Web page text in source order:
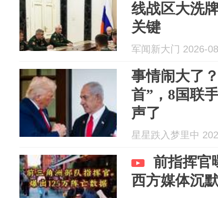
线战区大洗
关键
军闻新大门 2026-
事情闹大了
首”，8国联
声了
星星跌入梦里中
前指挥官
西方媒体沉